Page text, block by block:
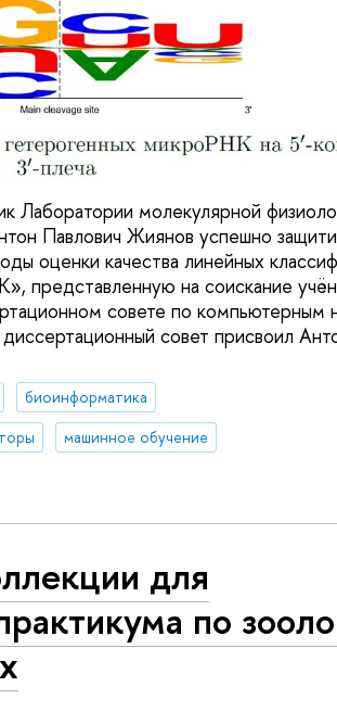
Лаборатории молекулярной
Павлович Жиянов успешно
оценки качества линейных
представленную на соискание
совете по
совет присвоил
биоинформатика
машинное обучение
для
по